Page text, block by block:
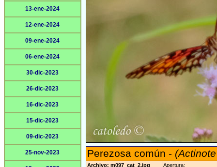
13-ene-2024
12-ene-2024
09-ene-2024
06-ene-2024
30-dic-2023
26-dic-2023
16-dic-2023
15-dic-2023
09-dic-2023
25-nov-2023 Perezosa común -
Archivo: m097_cat_2.jpg
Apertura: